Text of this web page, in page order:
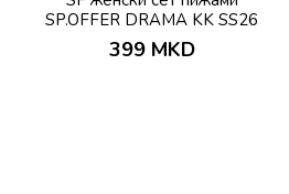
SP.OFFER DRAMA KK SS26
399 MKD